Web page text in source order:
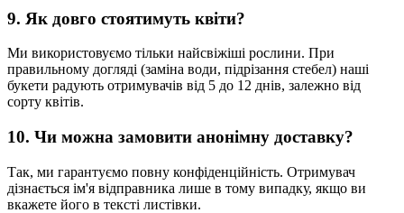
9. Як довго стоятимуть квіти?
Ми використовуємо тільки найсвіжіші рослини. При
правильному догляді (заміна води, підрізання стебел) наші
букети радують отримувачів від 5 до 12 днів, залежно від
сорту квітів.
10. Чи можна замовити анонімну доставку?
Так, ми гарантуємо повну конфіденційність. Отримувач
дізнається ім'я відправника лише в тому випадку, якщо ви
вкажете його в тексті листівки.